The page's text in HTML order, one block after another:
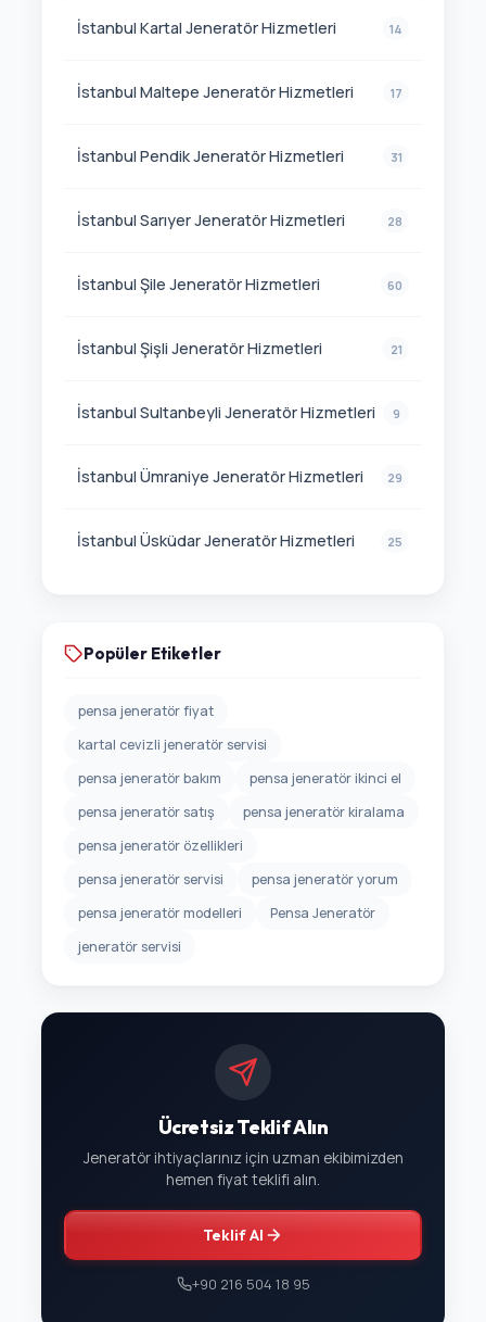
İstanbul Kartal Jeneratör Hizmetleri 14
İstanbul Maltepe Jeneratör Hizmetleri 17
İstanbul Pendik Jeneratör Hizmetleri 31
İstanbul Sarıyer Jeneratör Hizmetleri 28
İstanbul Şile Jeneratör Hizmetleri 60
İstanbul Şişli Jeneratör Hizmetleri 21
İstanbul Sultanbeyli Jeneratör Hizmetleri 9
İstanbul Ümraniye Jeneratör Hizmetleri 29
İstanbul Üsküdar Jeneratör Hizmetleri 25
Popüler Etiketler
pensa jeneratör fiyat
kartal cevizli jeneratör servisi
pensa jeneratör bakım
pensa jeneratör ikinci el
pensa jeneratör satış
pensa jeneratör kiralama
pensa jeneratör özellikleri
pensa jeneratör servisi
pensa jeneratör yorum
pensa jeneratör modelleri
Pensa Jeneratör
jeneratör servisi
Ücretsiz Teklif Alın
Jeneratör ihtiyaçlarınız için uzman ekibimizden
hemen fiyat teklifi alın.
Teklif Al
+90 216 504 18 95